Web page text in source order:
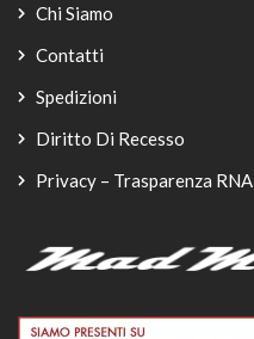
Chi Siamo
Contatti
Spedizioni
Diritto Di Recesso
Privacy – Trasparenza RNA